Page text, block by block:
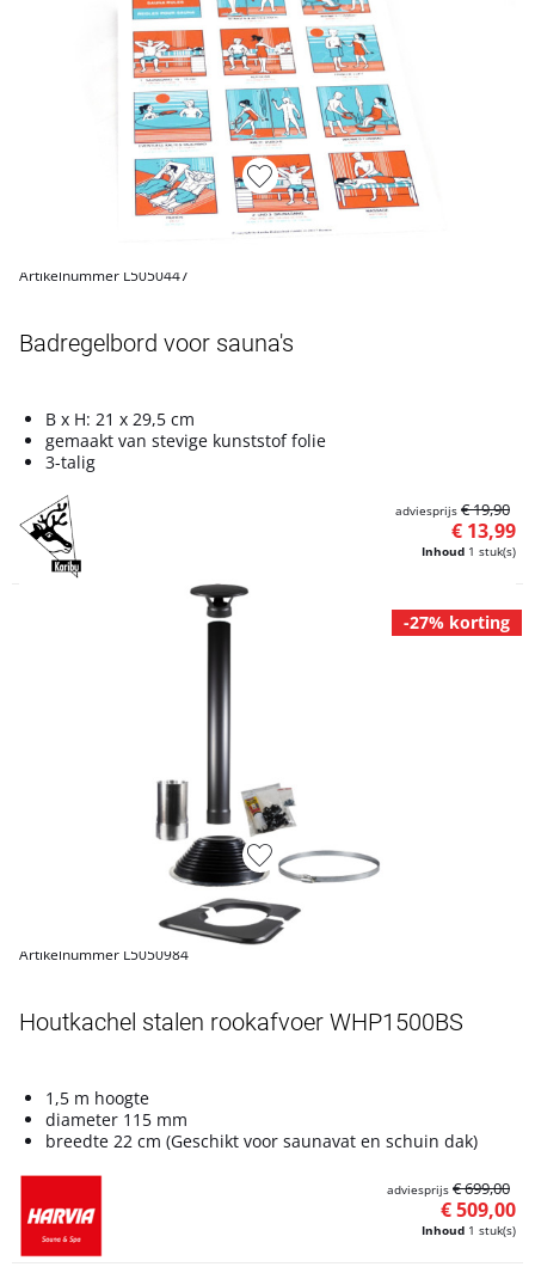
Artikelnummer L5050447
Badregelbord voor sauna's
B x H: 21 x 29,5 cm
gemaakt van stevige kunststof folie
3-talig
Inhoud 1 stuk(s)
€ 13,99
adviesprijs € 19,90
-27% korting
Artikelnummer L5050984
Houtkachel stalen rookafvoer WHP1500BS
1,5 m hoogte
diameter 115 mm
breedte 22 cm (Geschikt voor saunavat en schuin dak)
Inhoud 1 stuk(s)
€ 509,00
adviesprijs € 699,00